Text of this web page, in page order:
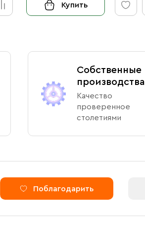
Купить
Собственные
производства
Качество
проверенное
столетиями
Поблагодарить